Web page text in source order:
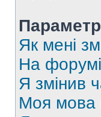
Як мені
На
Я змінив
Моя мова